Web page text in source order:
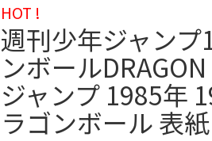
HOT !
週刊少年ジャン
ンボール
ジャンプ 1985年
ラゴンボール 表